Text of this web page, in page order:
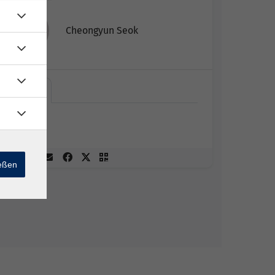
Cheongyun Seok
Online